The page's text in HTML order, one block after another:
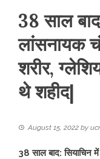
38 साल
लांसनायक
शरीर,
थे शहीद|
August 15, 2022 by
38 साल बाद: सियाचिन